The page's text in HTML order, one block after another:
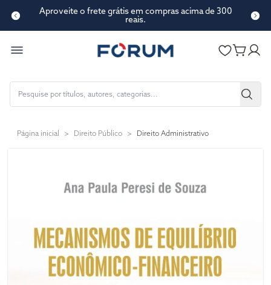
Aproveite o frete grátis em compras acima de 300
reais.
Página inicial > Direito Público > Direito Administrativo